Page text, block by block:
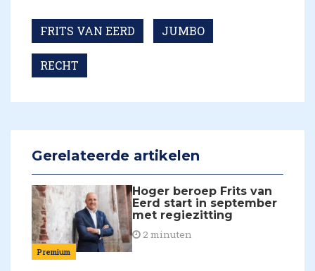
FRITS VAN EERD JUMBO
RECHT
Gerelateerde artikelen
Premium
Hoger beroep Frits van
Eerd start in september
met regiezitting
2 minuten